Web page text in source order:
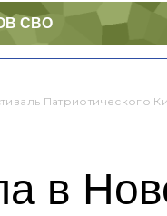
СВО
Патриотического
в